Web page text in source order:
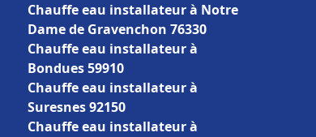
Chauffe eau installateur à Notre
Dame de Gravenchon 76330
Chauffe eau installateur à
Bondues 59910
Chauffe eau installateur à
Suresnes 92150
Chauffe eau installateur à